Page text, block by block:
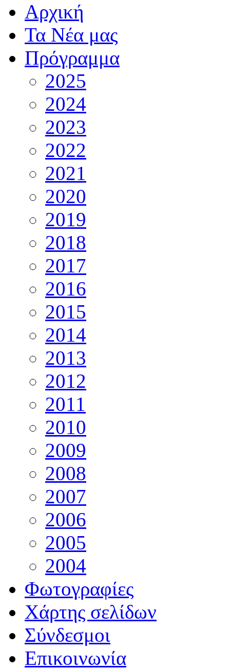
Αρχική
Τα Νέα μας
Πρόγραμμα
2025
2024
2023
2022
2021
2020
2019
2018
2017
2016
2015
2014
2013
2012
2011
2010
2009
2008
2007
2006
2005
2004
Φωτογραφίες
Χάρτης σελίδων
Σύνδεσμοι
Επικοινωνία